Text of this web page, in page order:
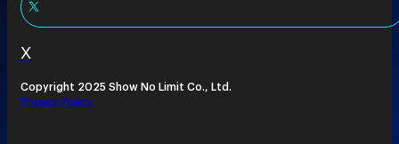
X
Copyright 2025 Show No Limit Co., Ltd.
Privacy Policy